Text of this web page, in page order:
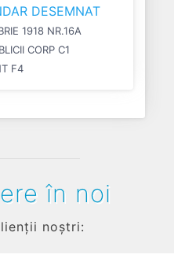
DESEMNAT
1918 NR.16A
CORP C1
F4
în noi
noștri: